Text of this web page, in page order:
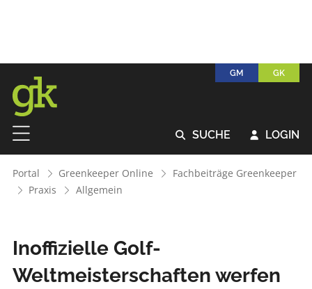
GM GK
 SUCHE  LOGIN
Portal Greenkeeper Online
Fachbeiträge Greenkeeper
Praxis
Allgemein
Inoffizielle Golf-
Weltmeisterschaften werfen